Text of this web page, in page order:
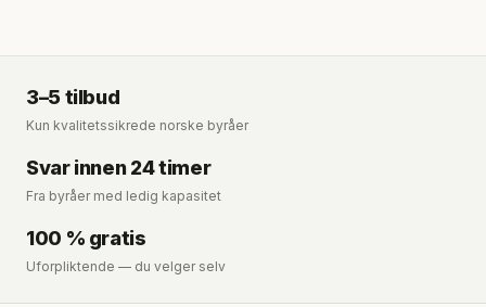
3–5 tilbud
Kun kvalitetssikrede norske byråer
Svar innen 24 timer
Fra byråer med ledig kapasitet
100 % gratis
Uforpliktende — du velger selv